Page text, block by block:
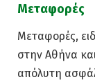
Μεταφορές
Μεταφορές,
στην Αθήνα
απόλυτη